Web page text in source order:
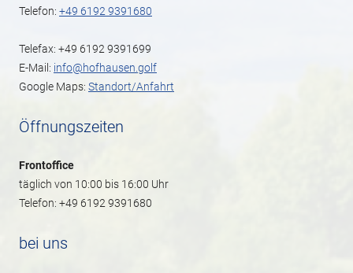
Telefon: +49 6192 9391680
Telefax: +49 6192 9391699
E-Mail: info@hofhausen.golf
Google Maps: Standort/Anfahrt
Öffnungszeiten
Frontoffice
täglich von 10:00 bis 16:00 Uhr
Telefon: +49 6192 9391680
bei uns